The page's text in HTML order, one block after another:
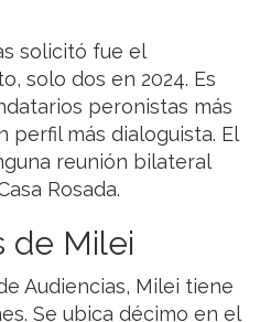
solicitó fue el
solo dos en 2024. Es
peronistas más
perfil más dialoguista. El
reunión bilateral
Rosada.
de Milei
Audiencias, Milei tiene
Se ubica décimo en el